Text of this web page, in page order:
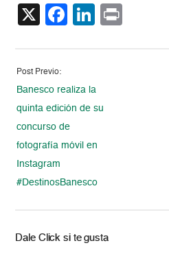
X Facebook
LinkedIn
Post Previo:
Banesco realiza la
quinta edición de su
concurso de
fotografía móvil en
Instagram
#DestinosBanesco
Dale Click si te gusta